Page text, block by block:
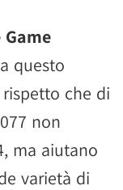
Game
questo
che di
non
ma aiutano
varietà di